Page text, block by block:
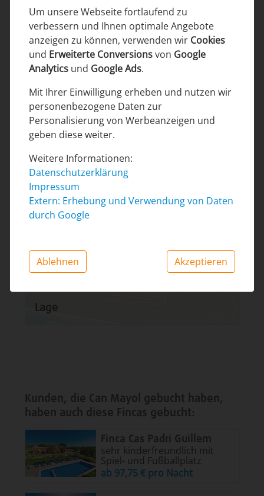
Aussenbereich
Innenbereich
Lage
Kunden, die Can Mayol gebucht haben,
haben auch diese Fincas gebucht:
Finca Cas Padri Guillem
sehr kinderfreundlich mit
Spiel- und Fußballplatz
ab 97,75 € pro Nacht
Um unsere Webseite fortlaufend zu
verbessern und Ihnen optimale Angebote
anzeigen zu können, verwenden wir Cookies
und Erweiterte Conversionsvon Google
Analytics und Google Ads.
Mit Ihrer Einwilligung erheben und nutzen wir
personenbezogene Daten zur
Personalisierung von Werbeanzeigen und
geben diese weiter.
Weitere Informationen:
Datenschutzerklärung
Impressum
Extern: Erhebung und Verwendung von Daten
durch Google
Ablehnen Akzeptieren